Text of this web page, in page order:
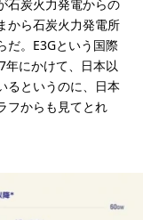
石炭火力発電からの
から石炭火力発電所
だ。E3Gという国際
にかけて、日本以
るというのに、日本
フからも見てとれ